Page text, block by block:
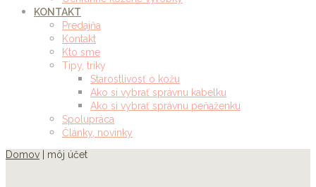
KONTAKT
Predajňa
Kontakt
Kto sme
Tipy, triky
Starostlivosť o kožu
Ako si vybrať správnu kabelku
Ako si vybrať správnu peňaženku
Spolupráca
Články, novinky
Domov
môj účet